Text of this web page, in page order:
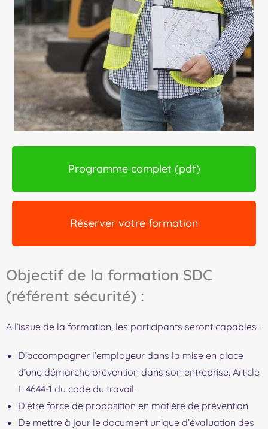
Programme complet (pdf)
Réserver votre formation
Objectif de la formation SDC
(référent sécurité) :
A l’issue de la formation, les participants seront capables :
D’accompagner l’employeur dans la mise en place
d’une démarche prévention dans son entreprise. Article
L 4644-1 du code du travail.
D’être force de proposition en matière de prévention
De mettre à jour le document unique d’évaluation des